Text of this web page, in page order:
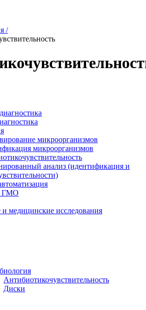
/
микроорганизмов
микроорганизмов
анализ (идентификация и
ГМО
и медицинские исследования
Антибиотикочувствительность
Диски